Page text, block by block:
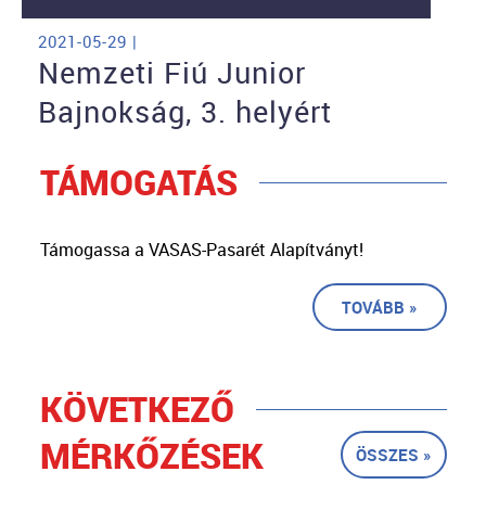
2021-05-29 |
Nemzeti Fiú Junior
Bajnokság, 3. helyért
TÁMOGATÁS
Támogassa a VASAS-Pasarét Alapítványt!
TOVÁBB »
KÖVETKEZŐ
MÉRKŐZÉSEK
ÖSSZES »